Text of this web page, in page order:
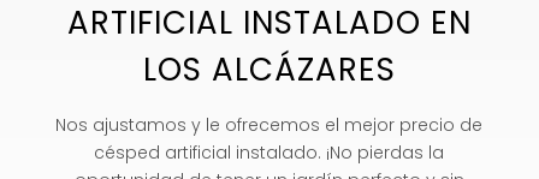
ARTIFICIAL INSTALADO EN
LOS ALCÁZARES
Nos ajustamos y le ofrecemos el mejor precio de
césped artificial instalado. ¡No pierdas la